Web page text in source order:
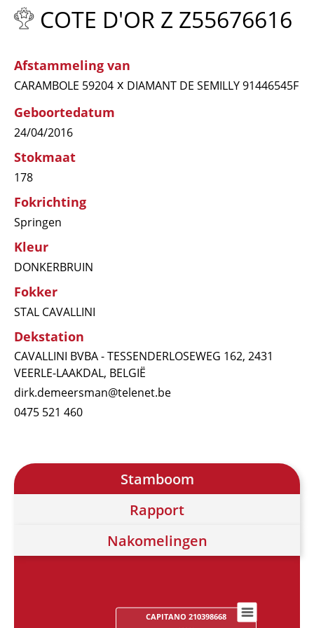
COTE D'OR Z Z55676616
Afstammeling van
CARAMBOLE 59204 x DIAMANT DE SEMILLY 91446545F
Geboortedatum
24/04/2016
Stokmaat
178
Fokrichting
Springen
Kleur
DONKERBRUIN
Fokker
STAL CAVALLINI
Dekstation
CAVALLINI BVBA - TESSENDERLOSEWEG 162, 2431
VEERLE-LAAKDAL, BELGIË
dirk.demeersman@telenet.be
0475 521 460
Stamboom
Rapport
Nakomelingen
CAPITANO 210398668